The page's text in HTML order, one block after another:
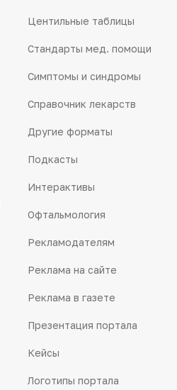
Центильные таблицы
Стандарты мед. помощи
Симптомы и синдромы
Справочник лекарств
Другие форматы
Подкасты
Интерактивы
Офтальмология
Рекламодателям
Реклама на сайте
Реклама в газете
Презентация портала
Кейсы
Логотипы портала